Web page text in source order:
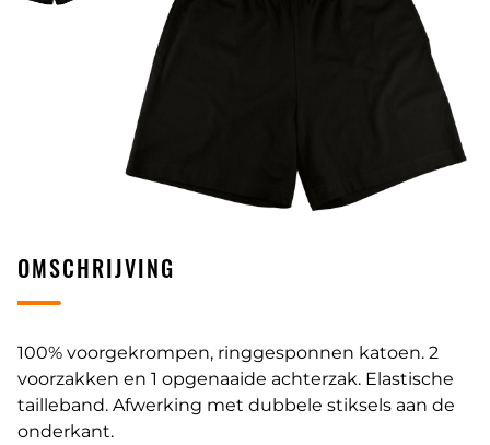
OMSCHRIJVING
100% voorgekrompen, ringgesponnen katoen. 2
voorzakken en 1 opgenaaide achterzak. Elastische
tailleband. Afwerking met dubbele stiksels aan de
onderkant.